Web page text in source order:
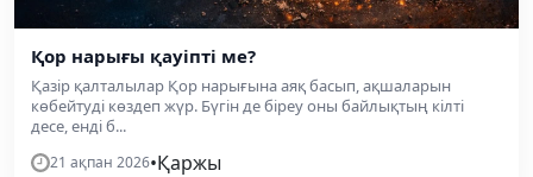
Қор нарығы қауіпті ме?
Қазір қалталылар Қор нарығына аяқ басып, ақшаларын
көбейтуді көздеп жүр. Бүгін де біреу оны байлықтың кілті
десе, енді б...
21 ақпан 2026•Қаржы